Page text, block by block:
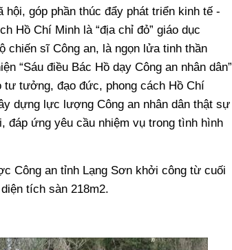
góp phần thúc đẩy phát triển kinh tế -
Hồ Chí Minh là “địa chỉ đỏ” giáo dục
chiến sĩ Công an, là ngọn lửa tinh thần
“Sáu điều Bác Hồ dạy Công an nhân dân”
tưởng, đạo đức, phong cách Hồ Chí
dựng lực lượng Công an nhân dân thật sự
đáp ứng yêu cầu nhiệm vụ trong tình hình
Công an tỉnh Lạng Sơn khởi công từ cuối
tích sàn 218m2.